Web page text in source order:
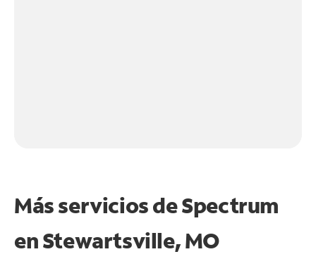
Más servicios de Spectrum
enStewartsville, MO